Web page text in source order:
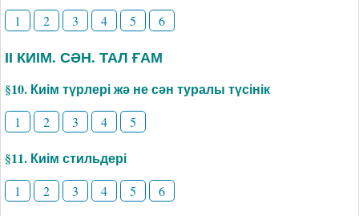
1 2 3 4 5 6
ІІ КИІМ. СӘН. ТАЛ ҒАМ
§10. Киім түрлері жә не сән туралы түсінік
1 2 3 4 5
§11. Киім стильдері
1 2 3 4 5 6